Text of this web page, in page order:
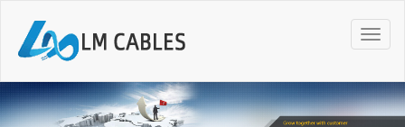
T
o
g
l